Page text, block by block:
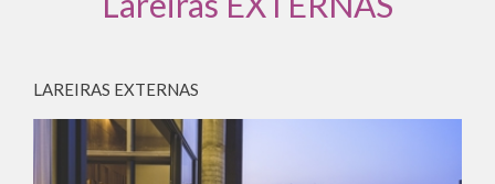
LAREIRAS EXTERNAS